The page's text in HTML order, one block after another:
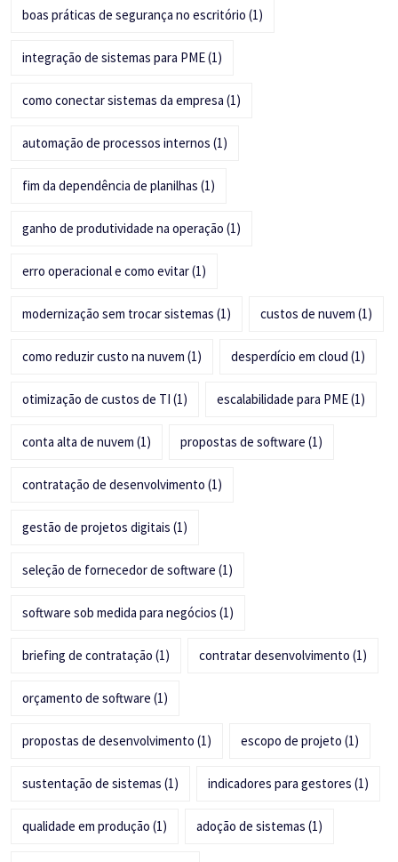
boas práticas de segurança no escritório (1)
integração de sistemas para PME(1)
como conectar sistemas da empresa (1)
automação de processos internos (1)
fim da dependência de planilhas (1)
ganho de produtividade na operação (1)
erro operacional e como evitar(1)
modernização sem trocar sistemas (1) custos de nuvem (1)
como reduzir custo na nuvem (1) desperdício em cloud (1)
otimização de custos de TI (1) escalabilidade para PME(1)
conta alta de nuvem (1) propostas de software (1)
contratação de desenvolvimento (1)
gestão de projetos digitais (1)
seleção de fornecedor de software (1)
software sob medida para negócios (1)
briefing de contratação (1) contratar desenvolvimento (1)
orçamento de software (1)
propostas de desenvolvimento (1) escopo de projeto (1)
sustentação de sistemas (1) indicadores para gestores (1)
qualidade em produção (1) adoção de sistemas (1)